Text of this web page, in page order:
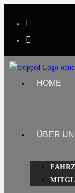
HOME
ÜBER